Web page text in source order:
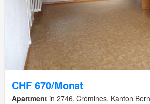
CHF 670/Monat
Apartment in 2746, Crémines, Kanton Bern